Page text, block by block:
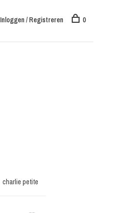
Inloggen / Registreren 0
charlie petite